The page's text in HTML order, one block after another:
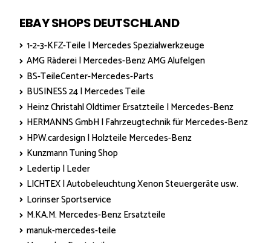
EBAY SHOPS DEUTSCHLAND
1-2-3-KFZ-Teile | Mercedes Spezialwerkzeuge
AMG Räderei | Mercedes-Benz AMG Alufelgen
BS-TeileCenter-Mercedes-Parts
BUSINESS 24 | Mercedes Teile
Heinz Christahl Oldtimer Ersatzteile | Mercedes-Benz
HERMANNS GmbH | Fahrzeugtechnik für Mercedes-Benz
HPW.cardesign | Holzteile Mercedes-Benz
Kunzmann Tuning Shop
Ledertip | Leder
LICHTEX | Autobeleuchtung Xenon Steuergeräte usw.
Lorinser Sportservice
M.KA.M. Mercedes-Benz Ersatzteile
manuk-mercedes-teile